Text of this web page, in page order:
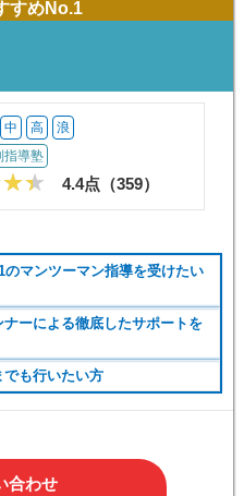
すめNo.1
中 高 浪
指導塾
4.4点（359）
マンツーマン指導を受けたい
ーによる徹底したサポートを
も行いたい方
合わせ